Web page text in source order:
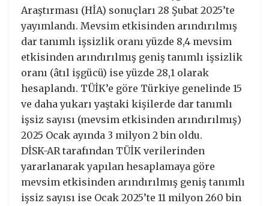
Araştırması (HİA) sonuçları 28 Şubat 2025’te
yayımlandı. Mevsim etkisinden arındırılmış
dar tanımlı işsizlik oranı yüzde 8,4 mevsim
etkisinden arındırılmış geniş tanımlı işsizlik
oranı (âtıl işgücü) ise yüzde 28,1 olarak
hesaplandı. TÜİK’e göre Türkiye genelinde 15
ve daha yukarı yaştaki kişilerde dar tanımlı
işsiz sayısı (mevsim etkisinden arındırılmış)
2025 Ocak ayında 3 milyon 2 bin oldu.
DİSK-AR tarafından TÜİK verilerinden
yararlanarak yapılan hesaplamaya göre
mevsim etkisinden arındırılmış geniş tanımlı
işsiz sayısı ise Ocak 2025’te 11 milyon 260 bin